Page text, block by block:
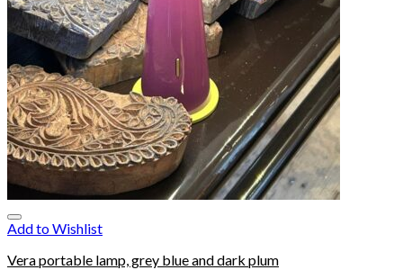
Add to Wishlist
Vera portable lamp, grey blue and dark plum